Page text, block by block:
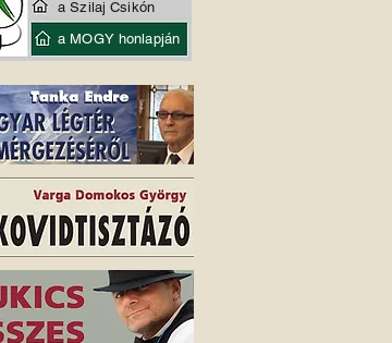
a Szilaj Csikón
a MOGY honlapján